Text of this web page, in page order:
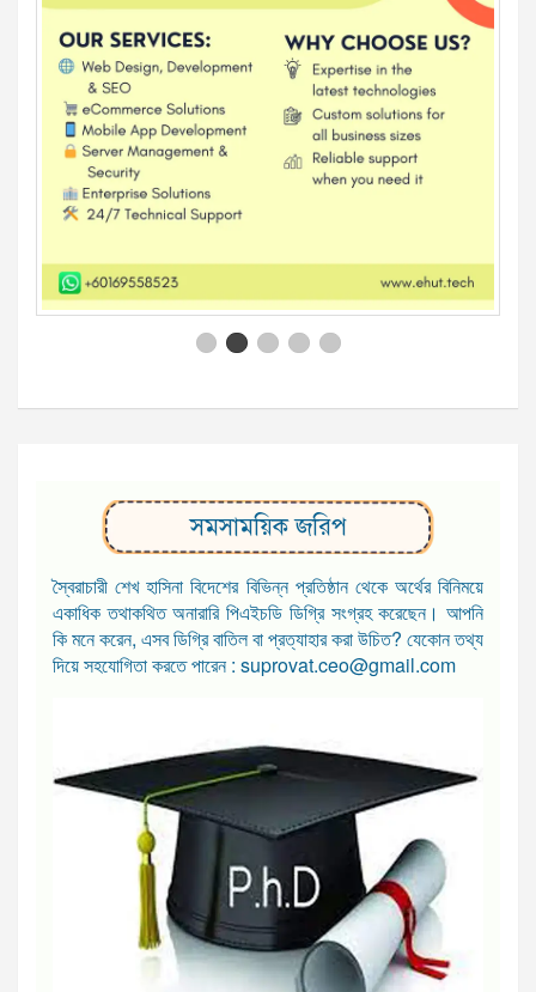
সমসাময়িক জরিপ
স্বৈরাচারী শেখ হাসিনা বিদেশের বিভিন্ন প্রতিষ্ঠান থেকে অর্থের বিনিময়ে
একাধিক তথাকথিত অনারারি পিএইচডি ডিগ্রি সংগ্রহ করেছেন। আপনি
কি মনে করেন, এসব ডিগ্রি বাতিল বা প্রত্যাহার করা উচিত? যেকোন তথ্য
দিয়ে সহযোগিতা করতে পারেন : suprovat.ceo@gmail.com